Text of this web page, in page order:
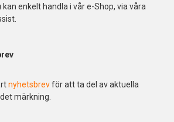
kan enkelt handla i vår e-Shop, via våra
nyhetsbrevför att ta del av aktuella
märkning.